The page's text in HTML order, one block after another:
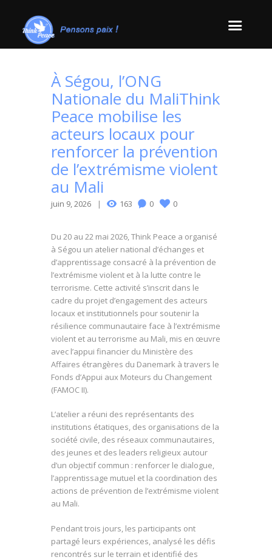
À Ségou, l’ONG
Nationale du MaliThink
Peace mobilise les
acteurs locaux pour
renforcer la prévention
de l’extrémisme violent
au Mali
juin 9, 2026 163 0 0
Du 20 au 22 mai 2026, Think Peace a organisé
à Ségou un atelier national d’échanges et
d’apprentissage consacré à la prévention de
l’extrémisme violent et à la lutte contre le
terrorisme. Cette activité s’inscrit dans le
cadre du projet d’engagement des acteurs
locaux et institutionnels pour soutenir la
résilience communautaire face à l’extrémisme
violent et au terrorisme au Mali, mis en œuvre
avec l’appui financier du Ministère des
Affaires étrangères du Danemark à travers le
Fonds d’Appui aux Moteurs du Changement
(FAMOC II).
L’atelier a réuni des représentants des
institutions étatiques, des organisations de la
société civile, des réseaux communautaires,
des jeunes et des leaders religieux autour
d’un objectif commun : renforcer le dialogue,
l’apprentissage mutuel et la coordination des
actions de prévention de l’extrémisme violent
au Mali.
Pendant trois jours, les participants ont
partagé leurs expériences, analysé les défis
rencontrés sur le terrain et identifié des